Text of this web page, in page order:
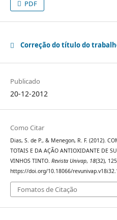
PDF
Correção do título do
Publicado
20-12-2012
Como Citar
Dias, S. de P., & Menegon, R. F. (2012).
TOTAIS E DA AÇÃO ANTIOXIDANTE DE
VINHOS TINTO. Revista Univap, 18(32),
https://doi.org/10.18066/
Fomatos de Citação